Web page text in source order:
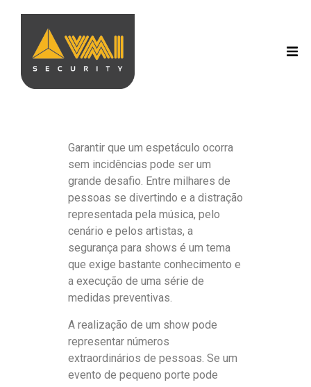
Garantir que um espetáculo ocorra
sem incidências pode ser um
grande desafio. Entre milhares de
pessoas se divertindo e a distração
representada pela música, pelo
cenário e pelos artistas, a
segurança para shows é um tema
que exige bastante conhecimento e
a execução de uma série de
medidas preventivas.
A realização de um show pode
representar números
extraordinários de pessoas. Se um
evento de pequeno porte pode